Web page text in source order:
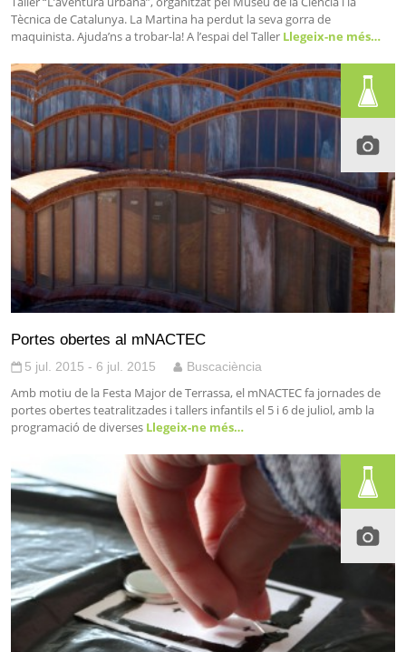
Tècnica de Catalunya. La Martina ha perdut la seva gorra de
maquinista. Ajuda’ns a trobar-la! A l’espai del Taller Llegeix-ne més…
Portes obertes al mNACTEC
5 jul. 2015 - 6 jul. 2015 Buscaciència
Amb motiu de la Festa Major de Terrassa, el mNACTEC fa jornades de
portes obertes teatralitzades i tallers infantils el 5 i 6 de juliol, amb la
programació de diverses Llegeix-ne més…